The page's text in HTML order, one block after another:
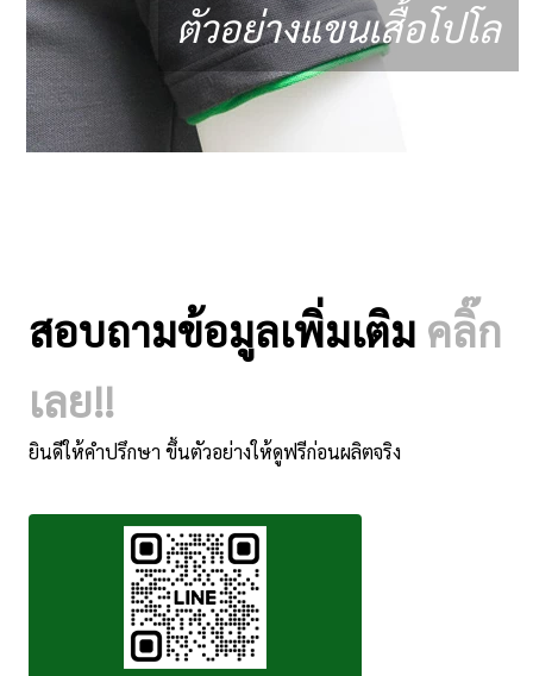
ตัวอย่างแขนเสื้อโปโล
สอบถามข้อมูลเพิ่มเติม คลิ๊ก
เลย!!
ยินดีให้คำปรึกษา ขึ้นตัวอย่างให้ดูฟรีก่อนผลิตจริง